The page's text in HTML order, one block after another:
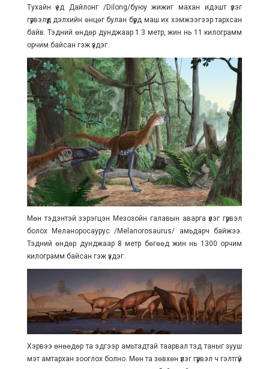
Тухайн үед Дайлонг /Dilong/буюу жижиг махан идэштүлэг
гүрвэлүүд дэлхийн өнцөг булан бүрд маш их хэмжээгээртархсан
байв. Тэдний өндөр дунджаар 1.3 метр, жин нь 11 килограмм
орчим байсан гэж үздэг.
Мөн тэдэнтэй зэрэгцэн Мезозойн галавын аварга үлэг гүрвэл
болох Меланоросаурус /Melanorosaurus/ амьдарч байжээ.
Тэдний өндөр дунджаар 8 метр бөгөөд жин нь 1300 орчим
килограмм байсан гэж үздэг.
Хэрвээ өнөөдөр та эдгээр амьтадтай таарвал тэд таныг зууш
мэт амтархан зооглох болно. Мөн та зөвхөн үлэг гүрвэл ч гэлтгүй